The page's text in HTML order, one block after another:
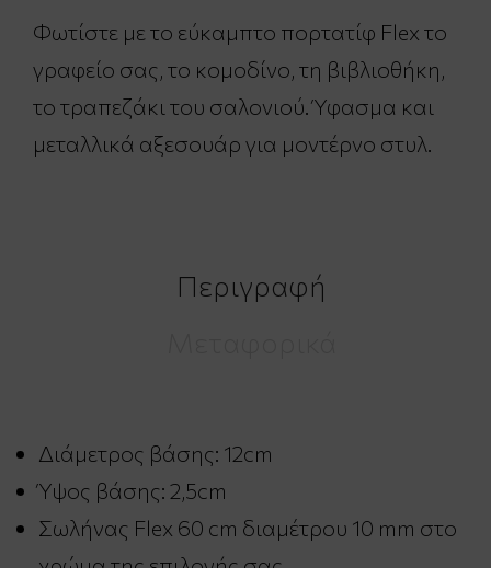
Φωτίστε με το εύκαμπτο πορτατίφ Flex το
γραφείο σας, το κομοδίνο, τη βιβλιοθήκη,
το τραπεζάκι του σαλονιού. Ύφασμα και
μεταλλικά αξεσουάρ για μοντέρνο στυλ.
Περιγραφή
Διάμετρος βάσης: 12cm
Ύψος βάσης: 2,5cm
Σωλήνας Flex 60 cm διαμέτρου 10 mm στο